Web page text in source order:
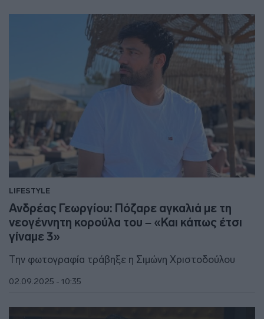
LIFESTYLE
Ανδρέας Γεωργίου: Πόζαρε αγκαλιά με τη
νεογέννητη κορούλα του – «Και κάπως έτσι
γίναμε 3»
Την φωτογραφία τράβηξε η Σιμώνη Χριστοδούλου
02.09.2025 - 10:35